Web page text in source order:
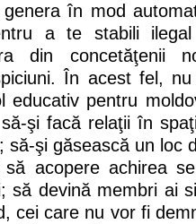
în mod
a te stabili
din concetăţenii
În acest fel,
educativ pentru
şi facă relaţii în
să-şi găsească un loc
acopere achirea
să devină membri ai
cei care nu vor fi